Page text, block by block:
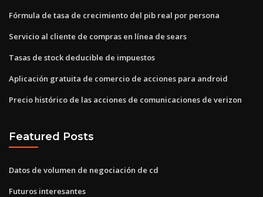
Fórmula de tasa de crecimiento del pib real por persona
Servicio al cliente de compras en línea de sears
Tasas de stock deducible de impuestos
Aplicación gratuita de comercio de acciones para android
Precio histórico de las acciones de comunicaciones de verizon
Featured Posts
Datos de volumen de negociación de cd
Futuros interesantes